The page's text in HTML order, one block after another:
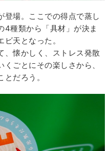
登場。ここでの得点で蒸し
4種類から「具材」が決ま
天となった。
、懐かしく、ストレス発散
ごとにその楽しさから、
だろう。